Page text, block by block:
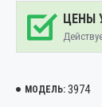
ЦЕНЫ
МОДЕЛЬ: 3974